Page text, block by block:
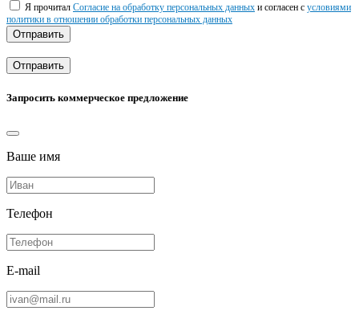
Я прочитал Согласие на обработку персональных данных и согласен с условиями
политики в отношении обработки персональных данных
Отправить
Отправить
Запросить коммерческое предложение
Ваше имя
Телефон
E-mail